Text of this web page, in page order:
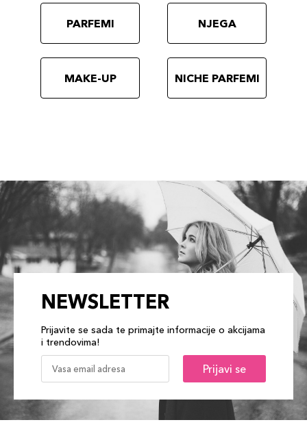
PARFEMI NJEGA
MAKE-UP NICHE PARFEMI
NEWSLETTER
Prijavite se sada te primajte informacije o akcijama
i trendovima!
Prijavi se